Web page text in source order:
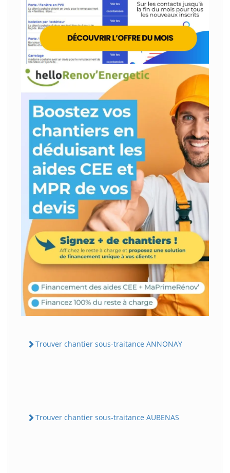
Trouver chantier sous-traitance ANNONAY
Trouver chantier sous-traitance AUBENAS